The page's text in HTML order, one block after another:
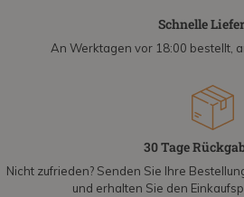
Schnelle
An Werktagen vor 18:00 bestellt,
30 Tage
Nicht zufrieden? Senden Sie Ihre
und erhalten Sie den